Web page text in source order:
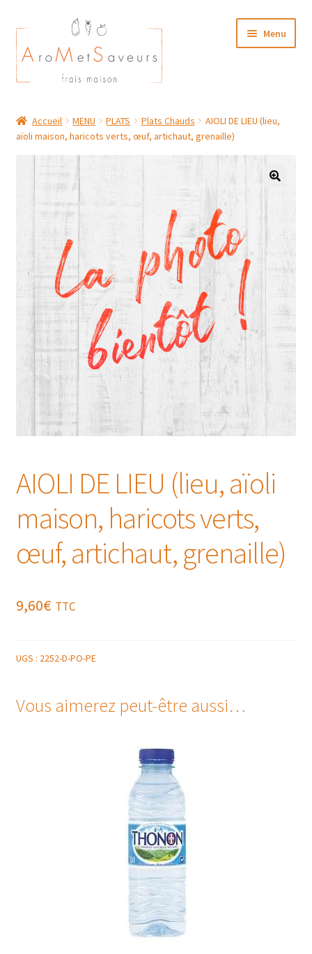
Aller
à
la
navigation
Aller
au
contenu
Menu
Plat du Jour/ Menu Week end
NOS BOUTIQUES
MON COMPTE
Accueil MENU PLATS Plats Chauds
AIOLI DE LIEU (lieu,
aïoli maison, haricots verts, œuf, artichaut, grenaille)
AIOLI DE LIEU (lieu, aïoli
maison, haricots verts,
œuf, artichaut, grenaille)
9,60€ TTC
UGS : 2252-D-PO-PE
Vous aimerez peut-être aussi…